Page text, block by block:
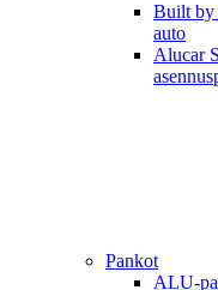
Built by
auto
Alucar
Pankot
ALU-